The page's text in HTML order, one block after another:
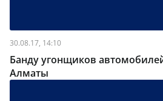
30.08.17, 14:10
Банду угонщиков
Алматы